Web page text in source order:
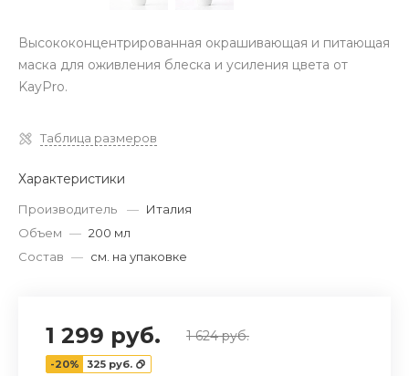
Высококонцентрированная окрашивающая и питающая
маска для оживления блеска и усиления цвета от
KayPro.
Таблица размеров
Характеристики
Производитель — Италия
Объем — 200 мл
Состав — см. на упаковке
1 299 руб. 1 624 руб.
-20% 325 руб.